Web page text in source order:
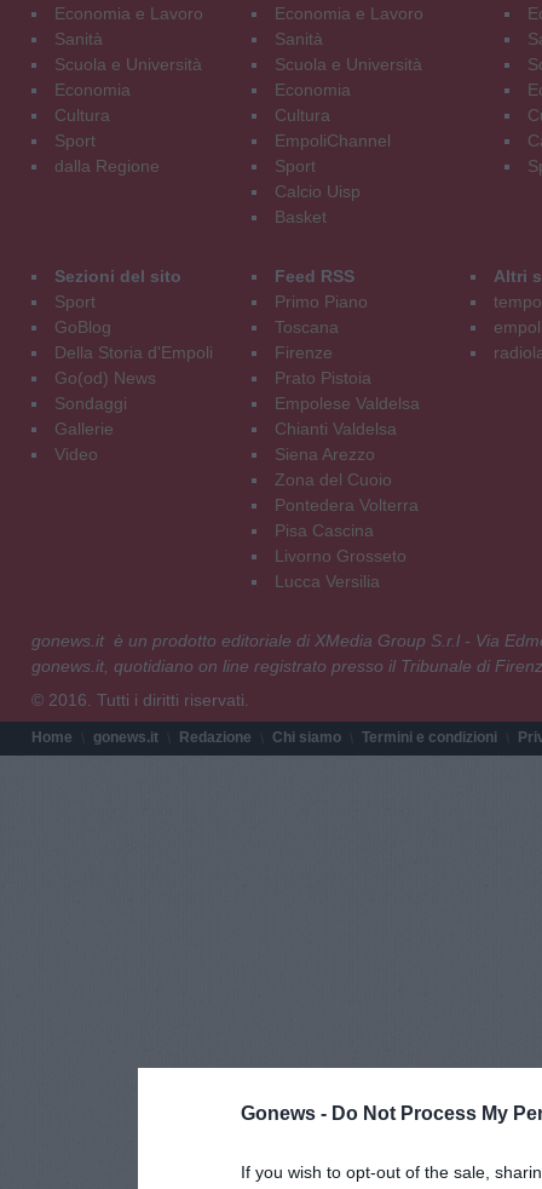
Gonews - Do Not Process My
If you wish to opt-out of the sale,
Economia e Lavoro
Sanità
Scuola e Università
Economia
Cultura
Sport
dalla Regione
Economia e Lavoro
Sanità
Scuola e Università
Economia
Cultura
EmpoliChannel
Sport
Calcio Uisp
Basket
Sezioni del sito
Sport
GoBlog
Della Storia d'Empoli
Go(od) News
Sondaggi
Gallerie
Video
Feed RSS
Primo Piano
Toscana
Firenze
Prato Pistoia
Empolese Valdelsa
Chianti Valdelsa
Siena Arezzo
Zona del Cuoio
Pontedera Volterra
Pisa Cascina
Livorno Grosseto
Lucca Versilia
Altri
gonews.it è un prodotto editoriale di XMedia Group S.r.l - Via
gonews.it, quotidiano on line registrato presso il Tribunale di
© 2016. Tutti i diritti riservati.
Home gonews.it Redazione Chi siamo Termini e condizioni